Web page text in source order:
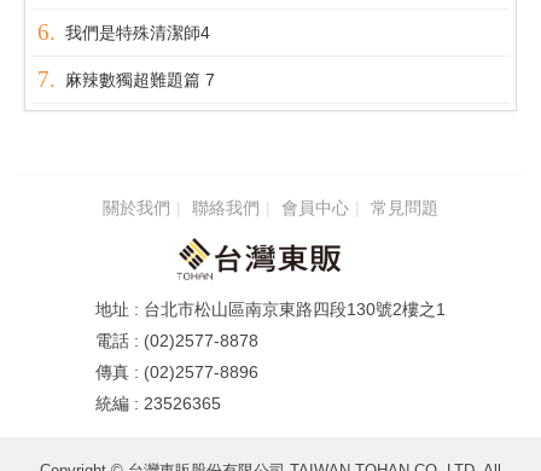
我們是特殊清潔師4
麻辣數獨超難題篇 7
關於我們 聯絡我們 會員中心 常見問題
台北市松山區南京東路四段130號2樓之1
(02)2577-8878
(02)2577-8896
23526365